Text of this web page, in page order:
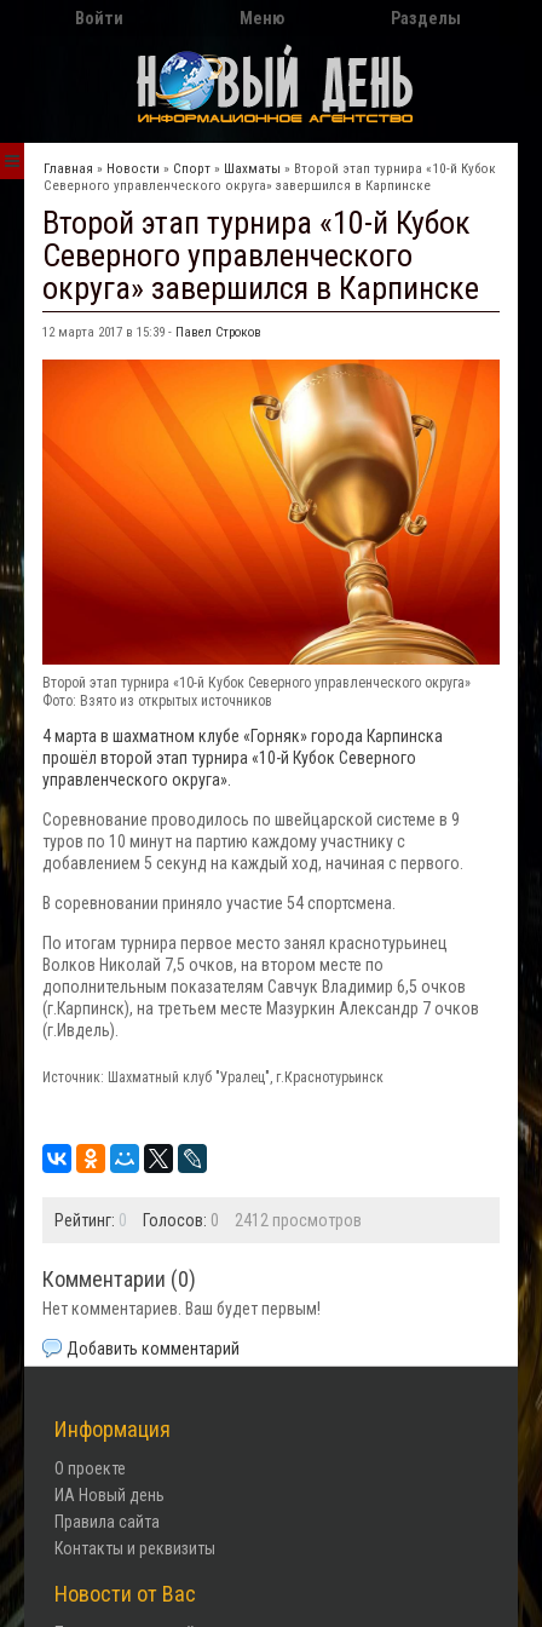
Войти Меню Разделы
Главная » Новости » Спорт » Шахматы » Второй этап турнира «10-й Кубок
Северного управленческого округа» завершился в Карпинске
Второй этап турнира «10-й Кубок
Северного управленческого
округа» завершился в Карпинске
12 марта 2017 в 15:39 - Павел Строков
Второй этап турнира «10-й Кубок Северного управленческого округа»
Фото: Взято из открытых источников
4 марта в шахматном клубе «Горняк» города Карпинска
прошёл второй этап турнира «10-й Кубок Северного
управленческого округа».
Соревнование проводилось по швейцарской системе в 9
туров по 10 минут на партию каждому участнику с
добавлением 5 секунд на каждый ход, начиная с первого.
В соревновании приняло участие 54 спортсмена.
По итогам турнира первое место занял краснотурьинец
Волков Николай 7,5 очков, на втором месте по
дополнительным показателям Савчук Владимир 6,5 очков
(г.Карпинск), на третьем месте Мазуркин Александр 7 очков
(г.Ивдель).
Источник: Шахматный клуб "Уралец", г.Краснотурьинск
Рейтинг: 0 Голосов: 0 2412 просмотров
Комментарии (0)
Нет комментариев. Ваш будет первым!
Добавить комментарий
Информация
О проекте
ИА Новый день
Правила сайта
Контакты и реквизиты
Новости от Вас